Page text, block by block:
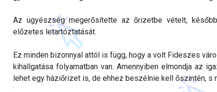
Az ügyészség megerősítette az őrizetbe vételt,
előzetes letartóztatását.
Ez minden bizonnyal attól is függ, hogy a volt Fideszes
kihallgatása folyamatban van. Amennyiben elmondja az
lehet egy háziőrizet is, de ehhez beszélnie kell őszintén, s